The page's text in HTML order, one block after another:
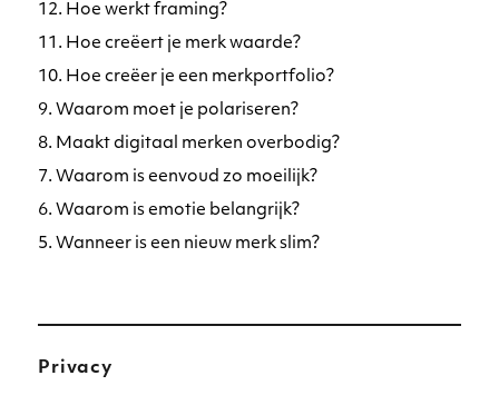
12. Hoe werkt framing?
11. Hoe creëert je merk waarde?
10. Hoe creëer je een merkportfolio?
9. Waarom moet je polariseren?
8. Maakt digitaal merken overbodig?
7. Waarom is eenvoud zo moeilijk?
6. Waarom is emotie belangrijk?
5. Wanneer is een nieuw merk slim?
Privacy